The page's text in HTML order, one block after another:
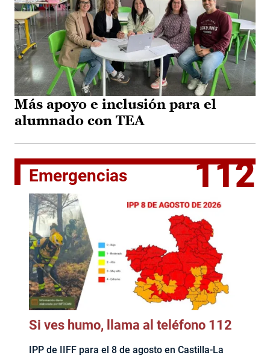
Más apoyo e inclusión para el
alumnado con TEA
Emergencias 112
Si ves humo, llama al teléfono 112
IPP de IIFF para el 8 de agosto en Castilla-La